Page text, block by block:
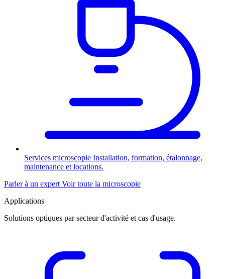
Services microscopie Installation, formation, étalonnage,
maintenance et locations.
Parler à un expert Voir toute la microscopie
Applications
Solutions optiques par secteur d'activité et cas d'usage.